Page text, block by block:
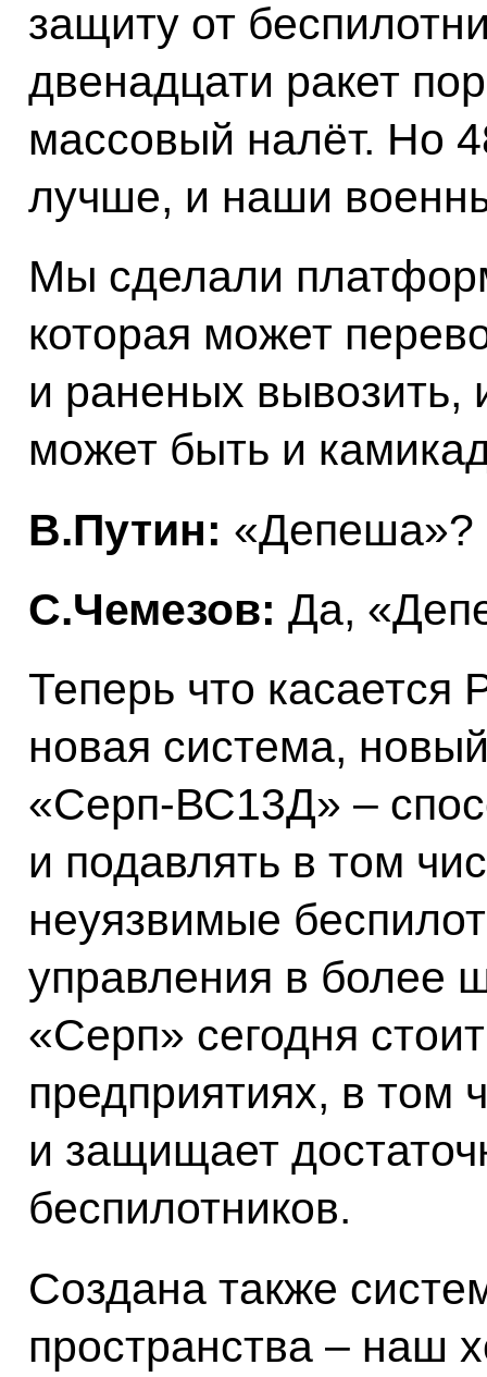
защиту от
двенадцати ракет
массовый налёт. Но
лучше, и наши
Мы сделали
которая может
и раненых вывозить,
может быть и
В.Путин: «Депеша»?
С.Чемезов: Да,
Теперь что касается
новая система,
«Серп-ВС13Д» –
и подавлять в том
неуязвимые
управления в более
«Серп» сегодня
предприятиях, в том
и защищает
беспилотников.
Создана также
пространства – наш